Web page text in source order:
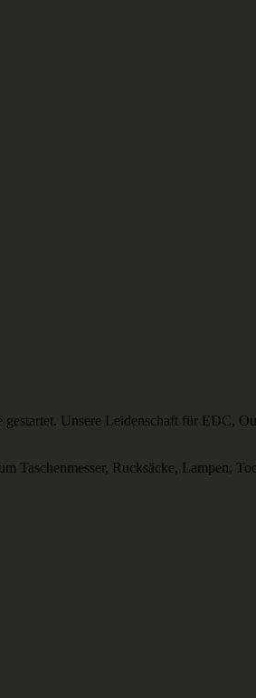
Unsere Leidenschaft für EDC,
Taschenmesser, Rucksäcke, Lampen,